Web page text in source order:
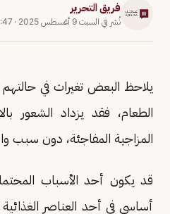
فريق التحرير
نُشر في السبت 9 أغسطس 2025 ·
يلاحظ البعض تغيرات في حالتهم
الطعام، فقد يزداد الشعور
المزاجية المفاجئة، دون سبب
قد يكون أحد الأسباب